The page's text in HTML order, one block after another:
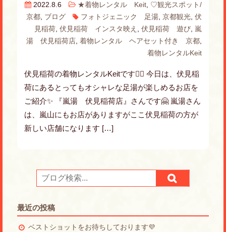
2022.8.6 ★着物レンタル Keit ♡観光スポット/
京都 ブログ フォトジェニック 足湯 ,京都観光 ,伏
見稲荷 ,伏見稲荷 インスタ映え ,伏見稲荷 遊び 嵐
湯 伏見稲荷店 ,着物レンタル ヘアセット付き 京都
着物レンタルKeit
伏見稲荷の着物レンタルKeitです🙋‍♀️ 今日は、伏見稲
荷にあるとってもオシャレな足湯が楽しめるお店を
ご紹介✨ 『嵐湯 伏見稲荷店』さんです🤗 嵐湯さん
は、嵐山にもお店がありますがここ伏見稲荷の方が
新しい店舗になります […]
最近の投稿
ベストショットをお待ちしております💜